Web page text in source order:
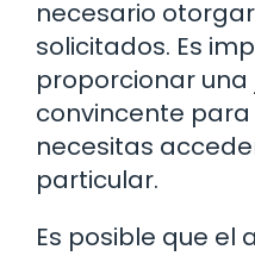
necesario
solicitados. Es
proporcionar
convincente
necesitas
particular.
Es posible que el